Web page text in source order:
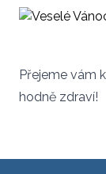
Přejeme vám
hodně zdraví!